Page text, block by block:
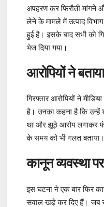
अपहरण कर फिरौती मांगने
लेने के मामले में उत्पाद
हुई है। इसके बाद सभी को
भेज दिया गया।
आरोपियों ने
गिरफ्तार आरोपियों ने
है। उनका कहना है कि उन्हें
था और झूठे आरोप लगाकर
के समय को भी गलत बताया।
कानून व्यवस्था
इस घटना ने एक बार फिर
सवाल खड़े कर दिए हैं। जब